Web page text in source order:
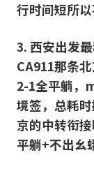
行时间短所
3. 西安出发
CA911那条
2-1全平躺，
境签，总耗
京的中转衔
平躺+不出幺